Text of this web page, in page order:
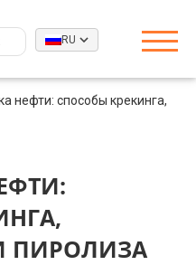
RU
нефти: способы крекинга,
ПИРОЛИЗА